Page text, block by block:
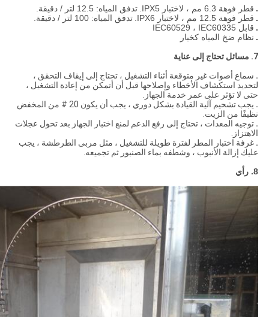
. قطر فوهة 6.3 مم ، لاختبار IPX5.
تدفق المياه: 12.5 لتر / دقيقة.
. قطر فوهة 12.5 مم ، لاختبار IPX6.
تدفق المياه: 100 لتر / دقيقة.
. قابل IEC60529 ، IEC60335
. نظام ضخ المياه كخيار
7. مسائل تحتاج إلى عناية
. سماع أصوات غير متوقعة أثناء التشغيل ، تحتاج إلى إيقاف التحقق ،
لتحديد استكشاف الأخطاء وإصلاحها قبل أن أتمكن من إعادة التشغيل ،
حتى لا تؤثر على عمر خدمة الجهاز.
.
يجب تشحيم آلية القيادة بشكل دوري ، يجب أن يكون 20 # من المخفض
نظيفًا من الزيت.
. توجيه المعدات ، تحتاج إلى رفع الدعم لمنع اختبار الجهاز بعد تحول عجلات
الاهتزاز.
. غرفة اختبار المطر لفترة طويلة للتشغيل ، مثل مربى الطرطشة ، يجب
عليك إزالة الأنبوب ، وشطفه بماء الصنبور ثم تجميعه.
8. رأي